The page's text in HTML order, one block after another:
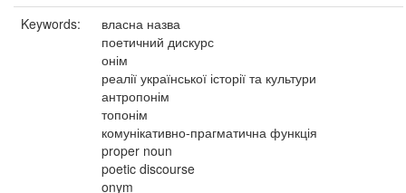
Keywords:
власна назва
поетичний дискурс
онім
реалії української історії та культури
антропонім
топонім
комунікативно-прагматична функція
proper noun
poetic discourse
onym